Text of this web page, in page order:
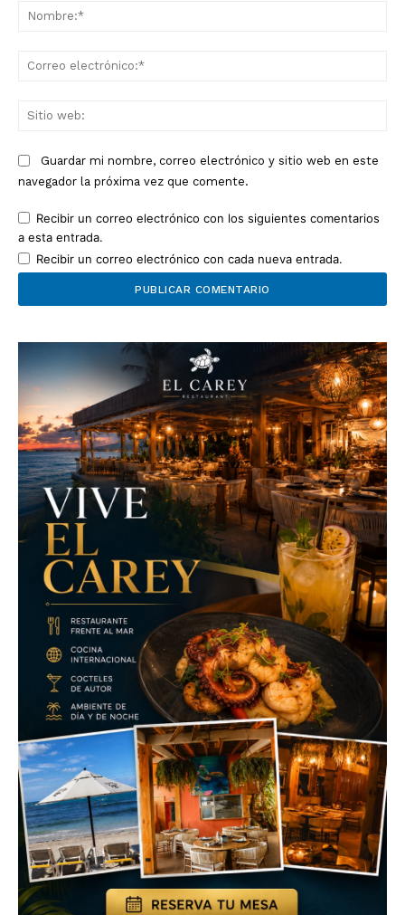
Guardar mi nombre, correo electrónico y sitio web en este
navegador la próxima vez que comente.
Recibir un correo electrónico con los siguientes comentarios
a esta entrada.
Recibir un correo electrónico con cada nueva entrada.